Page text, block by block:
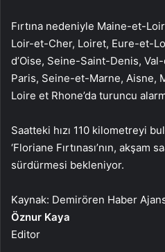
Fırtına nedeniyle Maine-et-
Loir-et-Cher, Loiret, Eure-et-
d’Oise, Seine-Saint-Denis,
Paris, Seine-et-Marne, Aisne,
Loire et Rhone’da turuncu
Saatteki hızı 110 kilometreyi
‘Floriane Fırtınası’nın, akşam
sürdürmesi bekleniyor.
Kaynak: Demirören Haber
Öznur Kaya
Editor